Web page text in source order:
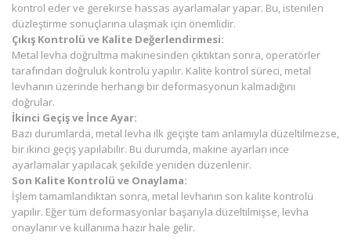
kontrol eder ve gerekirse hassas ayarlamalar yapar. Bu, istenilen
düzleştirme sonuçlarına ulaşmak için önemlidir.
Çıkış Kontrolü ve Kalite Değerlendirmesi:
Metal levha doğrultma makinesinden çıktıktan sonra, operatörler
tarafından doğruluk kontrolü yapılır. Kalite kontrol süreci, metal
levhanın üzerinde herhangi bir deformasyonun kalmadığını
doğrular.
İkinci Geçiş ve İnce Ayar:
Bazı durumlarda, metal levha ilk geçişte tam anlamıyla düzeltilmezse,
bir ikinci geçiş yapılabilir. Bu durumda, makine ayarları ince
ayarlamalar yapılacak şekilde yeniden düzenlenir.
Son Kalite Kontrolü ve Onaylama:
İşlem tamamlandıktan sonra, metal levhanın son kalite kontrolü
yapılır. Eğer tüm deformasyonlar başarıyla düzeltilmişse, levha
onaylanır ve kullanıma hazır hale gelir.